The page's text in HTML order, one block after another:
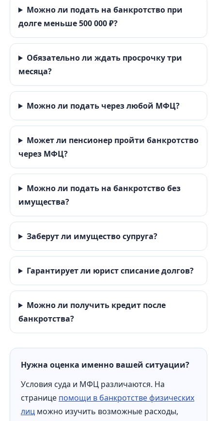
Можно ли подать на банкротство при
долге меньше 500 000 ₽?
Обязательно ли ждать просрочку три
месяца?
Можно ли подать через любой МФЦ?
Может ли пенсионер пройти банкротство
через МФЦ?
Можно ли подать на банкротство без
имущества?
Заберут ли имущество супруга?
Гарантирует ли юрист списание долгов?
Можно ли получить кредит после
банкротства?
Нужна оценка именно вашей ситуации?
Условия суда и МФЦ различаются. На
странице помощи в банкротстве физических
лиц можно изучить возможные расходы,